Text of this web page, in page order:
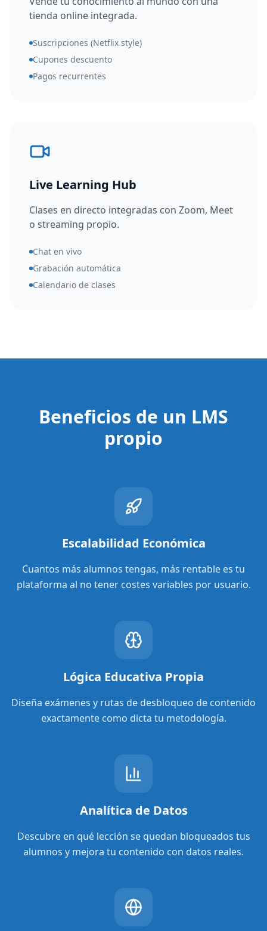
tienda online integrada.
Suscripciones (Netflix style)
Cupones descuento
Pagos recurrentes
Live Learning Hub
Clases en directo integradas con Zoom, Meet
o streaming propio.
Chat en vivo
Grabación automática
Calendario de clases
Beneficios de un LMS
propio
Escalabilidad Económica
Cuantos más alumnos tengas, más rentable es tu
plataforma al no tener costes variables por usuario.
Lógica Educativa Propia
Diseña exámenes y rutas de desbloqueo de contenido
exactamente como dicta tu metodología.
Analítica de Datos
Descubre en qué lección se quedan bloqueados tus
alumnos y mejora tu contenido con datos reales.